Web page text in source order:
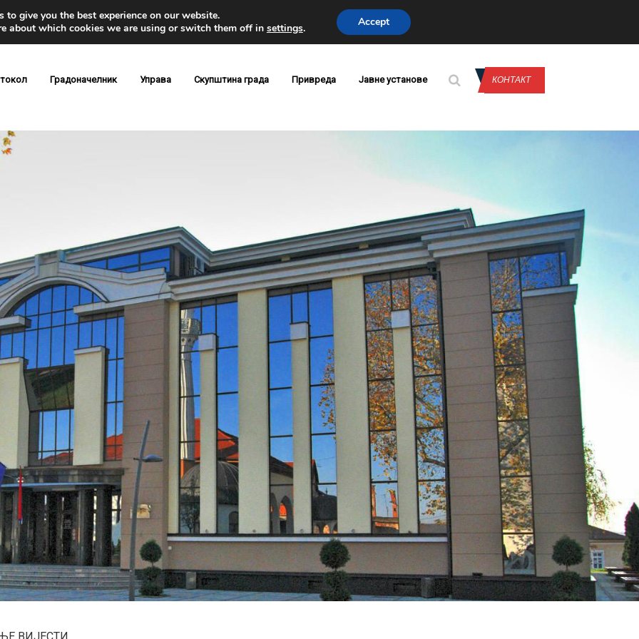
Градоначелник Управа Скупштина града Привреда Јавне установе КОНТАКТ
03.08.2026
„Дервентско
срце“ заслужним
Дервенћанима
31.07.2026
олимпијци из Минхена у
Дервенти
30.07.2026
Град
Дервента наставља
подршку школи пливања...
28.07.2026
Потписани
угoвори са нова три
to give you the best experience on our website.
about which cookies we are using or switch them off in settings. Accept